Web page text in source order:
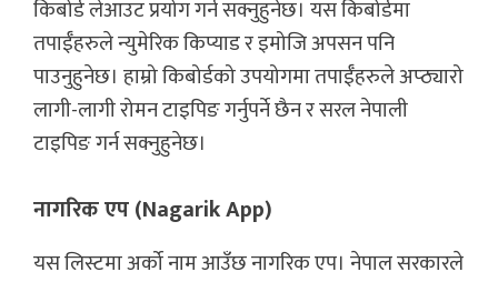
किबोर्ड लेआउट प्रयोग गर्न सक्नुहुनेछ। यस किबोर्डमा
तपाईँहरुले न्युमेरिक किप्याड र इमोजि अपसन पनि
पाउनुहुनेछ। हाम्रो किबोर्डको उपयोगमा तपाईँहरुले अप्ठ्यारो
लागी-लागी रोमन टाइपिङ गर्नुपर्ने छैन र सरल नेपाली
टाइपिङ गर्न सक्नुहुनेछ।
नागरिक एप (Nagarik App)
यस लिस्टमा अर्को नाम आउँछ नागरिक एप। नेपाल सरकारले